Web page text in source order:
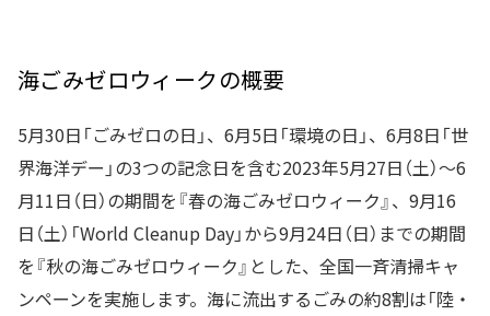
海ごみゼロウィークの概要
5月30日「ごみゼロの日」、6月5日「環境の日」、6月8日「世
界海洋デー」の3つの記念日を含む2023年5月27日（土）～6
月11日（日）の期間を『春の海ごみゼロウィーク』、9月16
日（土）「World Cleanup Day」から9月24日（日）までの期間
を『秋の海ごみゼロウィーク』とした、全国一斉清掃キャ
ンペーンを実施します。海に流出するごみの約8割は「陸・